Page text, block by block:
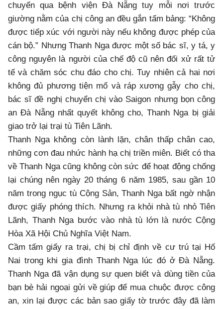
chuyển qua bệnh viện Đà Nẵng tuy mỗi nơi trước
giường nằm của chị công an đều gắn tấm bảng: “Không
được tiếp xúc với người này nếu không được phép của
cán bộ.” Nhưng Thanh Nga được một số bác sĩ, y tá, y
công nguyên là người của chế độ cũ nên đối xử rất tử
tế và chăm sóc chu đáo cho chị. Tuy nhiên cả hai nơi
không đủ phương tiện mổ và ráp xương gẫy cho chị,
bác sĩ đề nghị chuyển chị vào Saigon nhưng bọn công
an Đà Nẵng nhất quyết không cho, Thanh Nga bị giải
giao trở lại trại tù Tiên Lãnh.
Thanh Nga không còn lành lặn, chân thấp chân cao,
những cơn đau nhức hành hạ chị triền miên. Biết có tha
về Thanh Nga cũng không còn sức để hoạt động chống
lại chúng nên ngày 20 tháng 6 năm 1985, sau gần 10
năm trong ngục tù Cộng Sản, Thanh Nga bất ngờ nhận
được giấy phóng thích. Nhưng ra khỏi nhà tù nhỏ Tiên
Lãnh, Thanh Nga bước vào nhà tù lớn là nước Cộng
Hòa Xã Hội Chủ Nghĩa Việt Nam.
Cầm tấm giấy ra trại, chị bị chỉ định về cư trú tại Hố
Nai trong khi gia đình Thanh Nga lúc đó ở Đà Nẵng.
Thanh Nga đã vận dụng sự quen biết và dùng tiền của
bạn bè hải ngoại gửi về giúp để mua chuộc được công
an, xin lại được các bản sao giấy tờ trước đây đã làm